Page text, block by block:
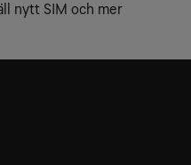
nytt SIM och mer